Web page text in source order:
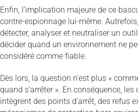
Enfin, l’implication majeure de ce
contre-espionnage lui-même.
détecter, analyser et neutraliser un
décider quand un environnement ne
considéré comme fiable.
Dès lors, la question n’est plus «
quand s’arrêter ». En conséquence,
intègrent des points d’arrêt, des refus